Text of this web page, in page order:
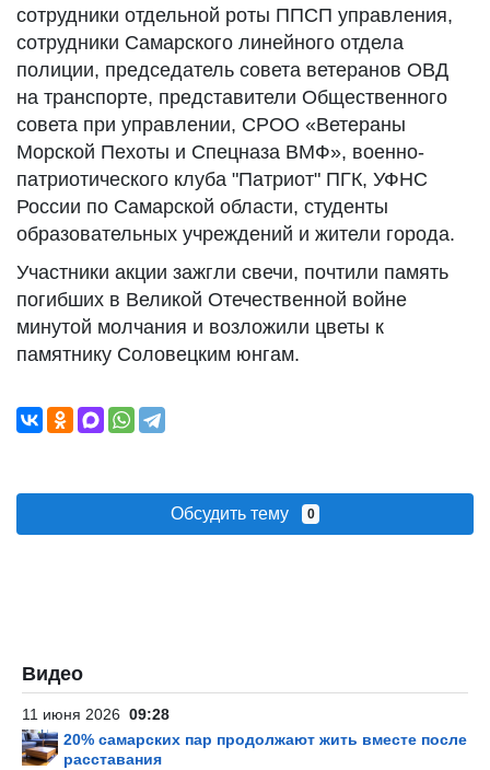
сотрудники отдельной роты ППСП управления,
сотрудники Самарского линейного отдела
полиции, председатель совета ветеранов ОВД
на транспорте, представители Общественного
совета при управлении, СРОО «Ветераны
Морской Пехоты и Спецназа ВМФ», военно-
патриотического клуба "Патриот" ПГК, УФНС
России по Самарской области, студенты
образовательных учреждений и жители города.
Участники акции зажгли свечи, почтили память
погибших в Великой Отечественной войне
минутой молчания и возложили цветы к
памятнику Соловецким юнгам.
Обсудить тему 0
Видео
11 июня 2026 09:28
20% самарских пар продолжают жить вместе после
расставания